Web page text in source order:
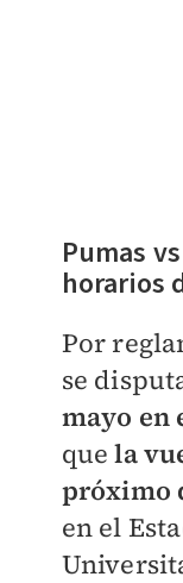
Pumas
horarios
Por
se
mayo en
quela
próximo
en el